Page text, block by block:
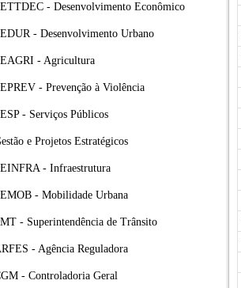
- Desenvolvimento Econômico
- Desenvolvimento Urbano
- Agricultura
- Prevenção à Violência
- Serviços Públicos
e Projetos Estratégicos
- Infraestrutura
- Mobilidade Urbana
- Superintendência de Trânsito
- Agência Reguladora
- Controladoria Geral